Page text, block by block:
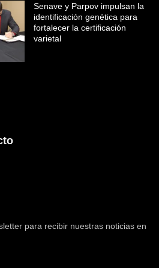
Senave y Parpov impulsan la
identificación genética para
fortalecer la certificación
varietal
para recibir nuestras noticias en